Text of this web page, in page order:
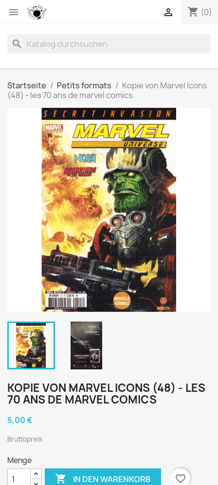
 shopping_cart (0)

search
Startseite Petits formats
Kopie von Marvel Icons
(48) - les 70 ans de marvel comics
KOPIE VON MARVEL ICONS (48) - LES
70 ANS DE MARVEL COMICS
5,00 €
Bruttopreis
Menge
 IN DEN WARENKORB
favorite_border